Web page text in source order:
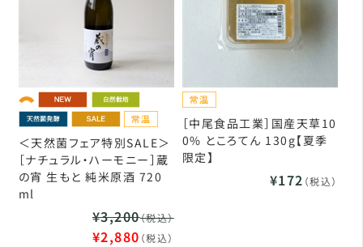
＜天然菌フェア特別SALE＞
［ナチュラル・ハーモニー］蔵
の宵 生もと 純米原酒 720
ml
¥3,200（税込）
¥2,880 （税込）
［中尾食品工業］国産天草10
0% ところてん 130g【夏季
限定】
¥172 （税込）